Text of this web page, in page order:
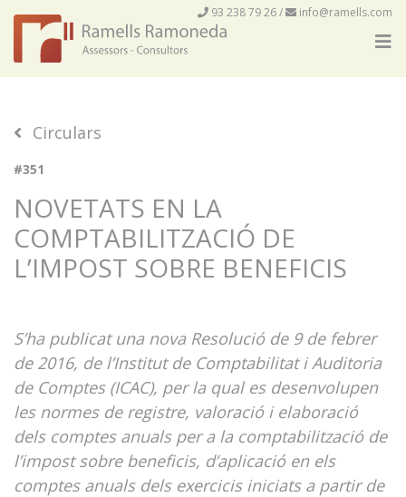
93 238 79 26/ info@ramells.com
Circulars
#351
NOVETATS EN LA
COMPTABILITZACIÓ DE
L’IMPOST SOBRE BENEFICIS
S’ha publicat una nova Resolució de 9 de febrer
de 2016, de l’Institut de Comptabilitat i Auditoria
de Comptes (ICAC), per la qual es desenvolupen
les normes de registre, valoració i elaboració
dels comptes anuals per a la comptabilització de
l’impost sobre beneficis, d’aplicació en els
comptes anuals dels exercicis iniciats a partir de